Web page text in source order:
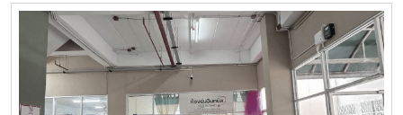
แรงบันดาลใจแก่นักเรียนในการก้าวสู่การเป็นบุคลากรทางการ
พยาบาลในอนาคตต่อไป
วิถีใหม่ (11701001)ในการนี้ รองศาสตราจารย์ ดร.เทพ พงษ์พา
นิช นายกสภามหาวิทยาลัยแม่โจ้ พร้อมด้วย นายพงษ์พิพัฒน์
ราชจันทร์ หัวหน้างานพัฒนานักศึกษาและศิษย์เก่าสัมพันธ์ ใน
ฐานะอาจารย์ประจำรายวิชา ร่วมให้ความรู้เกี่ยวกับประวัติความ
เป็นมา ปรัชญา และอัตลักษณ์ของมหาวิทยาลัยแม่โจ้ เพื่อสร้าง